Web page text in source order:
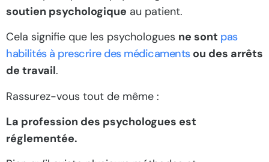
soutien psychologique au patient.
Cela signifie que les psychologues ne sont pas
habilités à prescrire des médicamentsou des arrêts
de travail.
Rassurez-vous tout de même :
La profession des psychologues est
réglementée.